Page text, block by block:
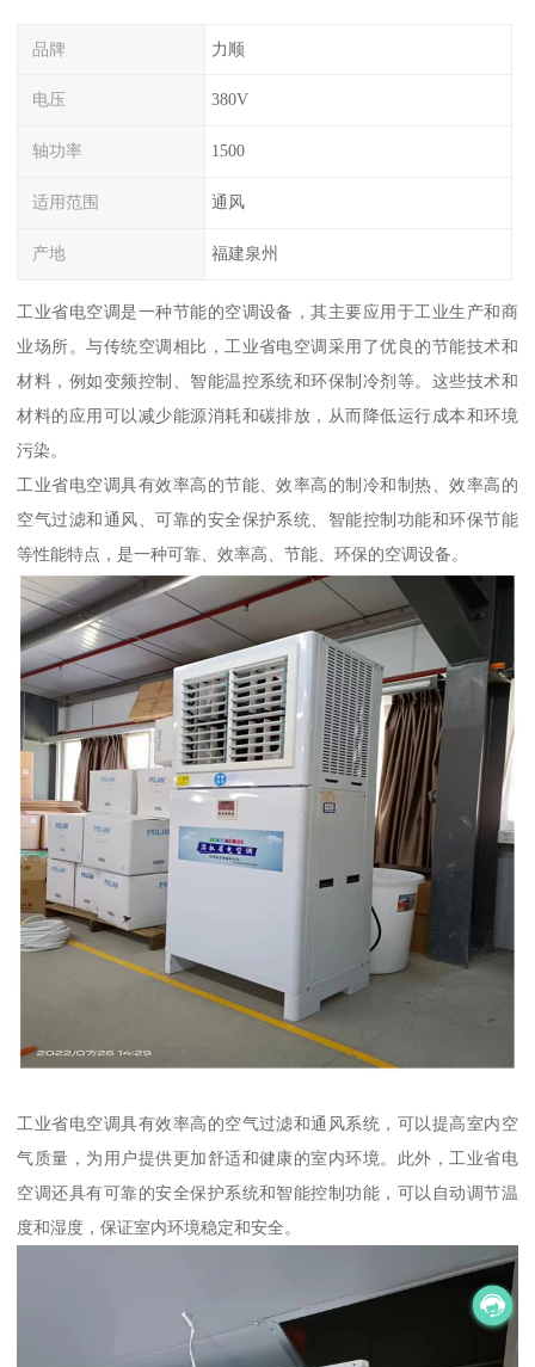
品牌 力顺
电压 380V
轴功率 1500
适用范围 通风
产地 福建泉州
工业省电空调是一种节能的空调设备，其主要应用于工业生产和商
业场所。与传统空调相比，工业省电空调采用了优良的节能技术和
材料，例如变频控制、智能温控系统和环保制冷剂等。这些技术和
材料的应用可以减少能源消耗和碳排放，从而降低运行成本和环境
污染。
工业省电空调具有效率高的节能、效率高的制冷和制热、效率高的
空气过滤和通风、可靠的安全保护系统、智能控制功能和环保节能
等性能特点，是一种可靠、效率高、节能、环保的空调设备。
工业省电空调具有效率高的空气过滤和通风系统，可以提高室内空
气质量，为用户提供更加舒适和健康的室内环境。此外，工业省电
空调还具有可靠的安全保护系统和智能控制功能，可以自动调节温
度和湿度，保证室内环境稳定和安全。